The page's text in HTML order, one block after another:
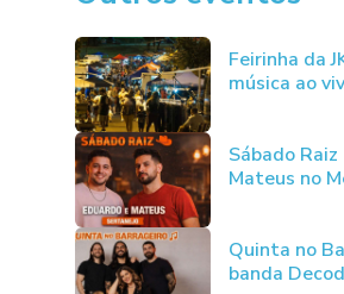
Feirinha da
música ao
Sábado
Mateus no
Quinta no
banda